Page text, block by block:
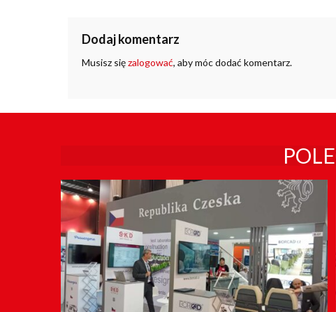
Dodaj komentarz
Musisz sięzalogować, aby móc dodać komentarz.